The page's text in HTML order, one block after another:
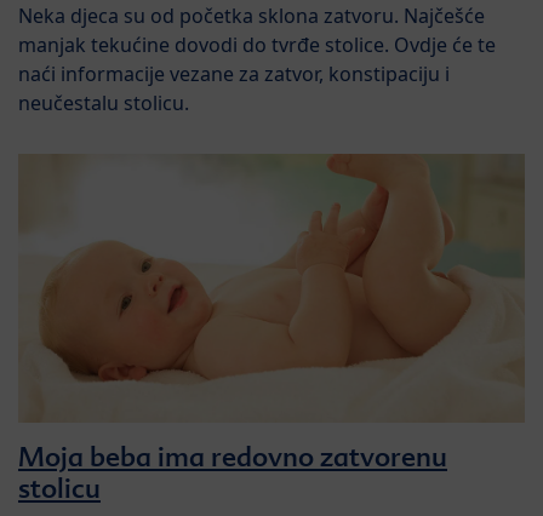
Neka djeca su od početka sklona zatvoru. Najčešće
manjak tekućine dovodi do tvrđe stolice. Ovdje će te
naći informacije vezane za zatvor, konstipaciju i
neučestalu stolicu.
Moja beba ima redovno zatvorenu
stolicu